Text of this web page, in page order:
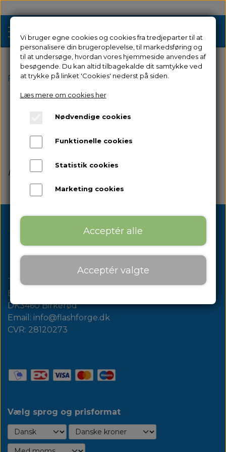
Tilbud
3D Printere
Filament 3D Printere
Industriel 3D Printere
Resin 3D Printere
Brugt/Demo
Om os
Om os
Kontakt
Forside Filamenter & Resin Filamenter
Flashforge PETG
Kulfiber
Ingen varer i denne kategori
Tura Scandinavia AB
Bregnerødvej 132
DK3460 Birkerød
Email: info@flashforge.dk
CVR: 28120273
Vælg sprog og prisformat
Vi bruger egne cookies og cookies fra tredjeparter til at
personalisere din brugeroplevelse, til markedsføring og
til at undersøge, hvordan vores hjemmeside anvendes af
besøgende. Du kan altid tilbagekalde dit samtykke ved
at trykke på linket 'Cookies' nederst på siden.
Læs mere om cookies her
Nødvendige cookies
Funktionelle cookies
Statistik cookies
Marketing cookies
Acceptér alle
Acceptér valgte